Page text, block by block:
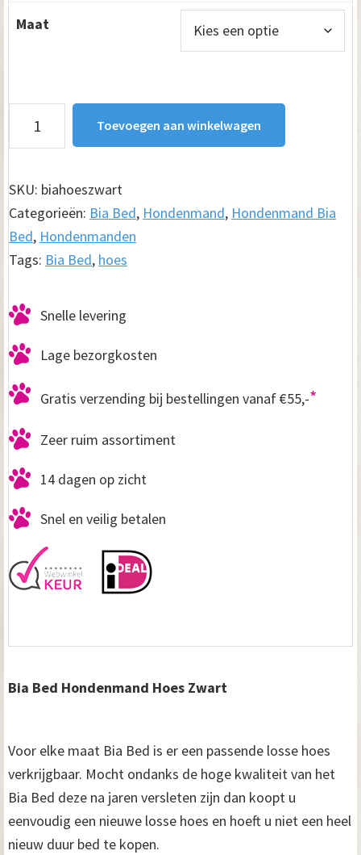
Maat
Zwart
aantal
Toevoegen aan winkelwagen
SKU: biahoeszwart
Categorieën: Bia Bed, Hondenmand, Hondenmand Bia
Bed, Hondenmanden
Tags: Bia Bed, hoes
Snelle levering
Lage bezorgkosten
Gratis verzending bij bestellingen vanaf €55,-*
Zeer ruim assortiment
14 dagen op zicht
Snel en veilig betalen
Bia Bed Hondenmand Hoes Zwart
Voor elke maat Bia Bed is er een passende losse hoes
verkrijgbaar. Mocht ondanks de hoge kwaliteit van het
Bia Bed deze na jaren versleten zijn dan koopt u
eenvoudig een nieuwe losse hoes en hoeft u niet een heel
nieuw duur bed te kopen.